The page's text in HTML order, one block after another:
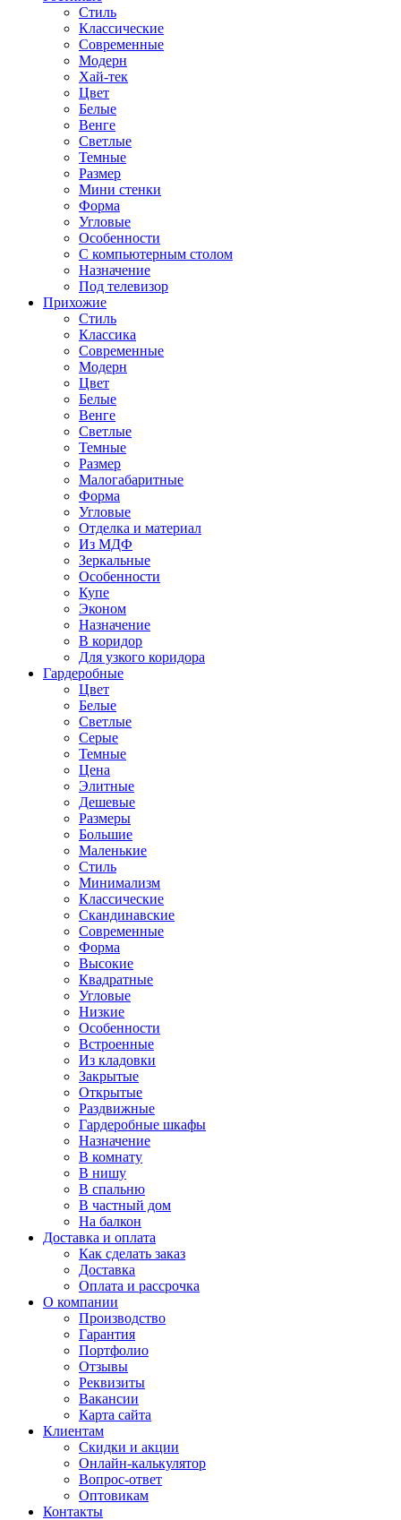
Стиль
Классические
Современные
Модерн
Хай-тек
Цвет
Белые
Венге
Светлые
Темные
Размер
Мини стенки
Форма
Угловые
Особенности
С компьютерным столом
Назначение
Под телевизор
Прихожие
Стиль
Классика
Современные
Модерн
Цвет
Белые
Венге
Светлые
Темные
Размер
Малогабаритные
Форма
Угловые
Отделка и материал
Из МДФ
Зеркальные
Особенности
Купе
Эконом
Назначение
В коридор
Для узкого коридора
Гардеробные
Цвет
Белые
Светлые
Серые
Темные
Цена
Элитные
Дешевые
Размеры
Большие
Маленькие
Стиль
Минимализм
Классические
Скандинавские
Современные
Форма
Высокие
Квадратные
Угловые
Низкие
Особенности
Встроенные
Из кладовки
Закрытые
Открытые
Раздвижные
Гардеробные шкафы
Назначение
В комнату
В нишу
В спальню
В частный дом
На балкон
Доставка и оплата
Как сделать заказ
Доставка
Оплата и рассрочка
О компании
Производство
Гарантия
Портфолио
Отзывы
Реквизиты
Вакансии
Карта сайта
Клиентам
Скидки и акции
Онлайн-калькулятор
Вопрос-ответ
Оптовикам
Контакты